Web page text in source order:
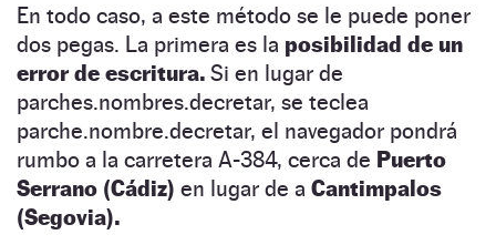
En todo caso, a este método se le puede poner
dos pegas. La primera es la posibilidad de un
error de escritura. Si en lugar de
parches.nombres.decretar, se teclea
parche.nombre.decretar, el navegador pondrá
rumbo a la carretera A-384, cerca de Puerto
Serrano (Cádiz) en lugar de a Cantimpalos
(Segovia).